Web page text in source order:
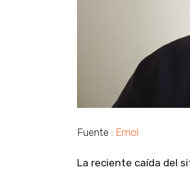
Fuente : Emol
La reciente caída del